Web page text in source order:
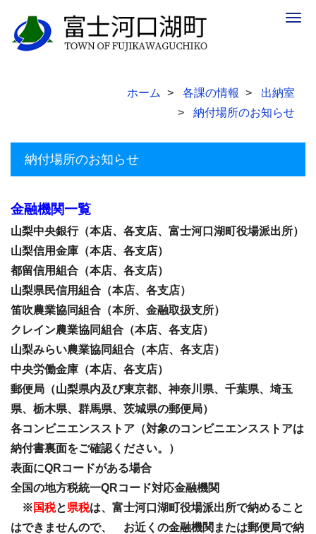
ホーム 各課の情報
出納室
納付場所のお知らせ
納付場所のお知らせ
金融機関一覧
山梨中央銀行（本店、各支店、富士河口湖町役場派出所）
山梨信用金庫（本店、各支店）
都留信用組合（本店、各支店）
山梨県民信用組合（本店、各支店）
笛吹農業協同組合（本所、金融取扱支所）
クレイン農業協同組合（本店、各支店）
山梨みらい農業協同組合（本店、各支店）
中央労働金庫 （本店、各支店）
郵便局（山梨県内及び東京都、神奈川県、千葉県、埼玉
県、栃木県、群馬県、茨城県の郵便局）
各コンビニエンスストア（対象のコンビニエンスストアは
納付書裏面をご確認ください。）
表面にQRコードがある場合
全国の地方税統一QRコード対応金融機関
※ 国税と県税は、富士河口湖町役場派出所で納めること
はできませんので、
お近くの金融機関または郵便局で納